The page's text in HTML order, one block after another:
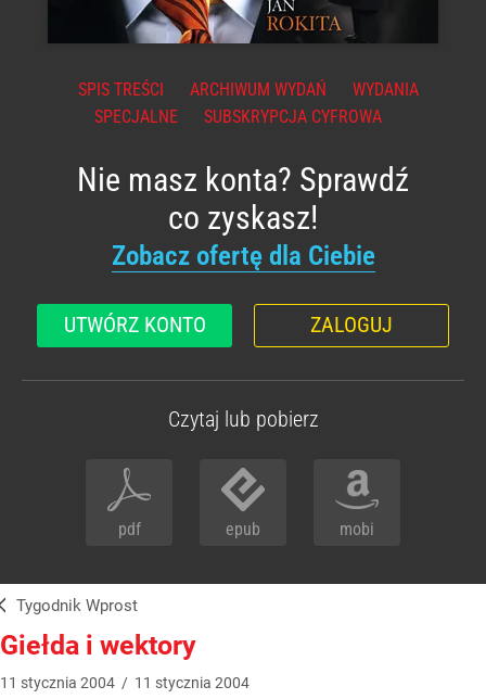
SPIS TREŚCI ARCHIWUM WYDAŃ
WYDANIA
SPECJALNE
SUBSKRYPCJA CYFROWA
Nie masz konta? Sprawdź
co zyskasz!
Zobacz ofertę dla Ciebie
UTWÓRZ KONTO ZALOGUJ
Czytaj lub pobierz
pdf epub mobi
Tygodnik Wprost
Giełda i wektory
11 stycznia 2004 / 11 stycznia 2004